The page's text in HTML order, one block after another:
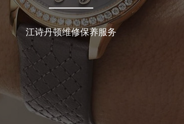
江诗丹顿维修保养服务